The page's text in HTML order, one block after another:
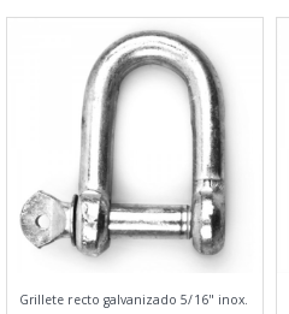
Grillete recto galvanizado 5/16" inox.